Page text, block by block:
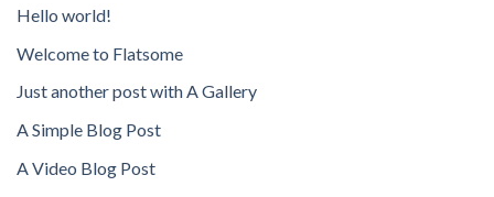
Hello world!
Welcome to Flatsome
Just another post with A Gallery
A Simple Blog Post
A Video Blog Post